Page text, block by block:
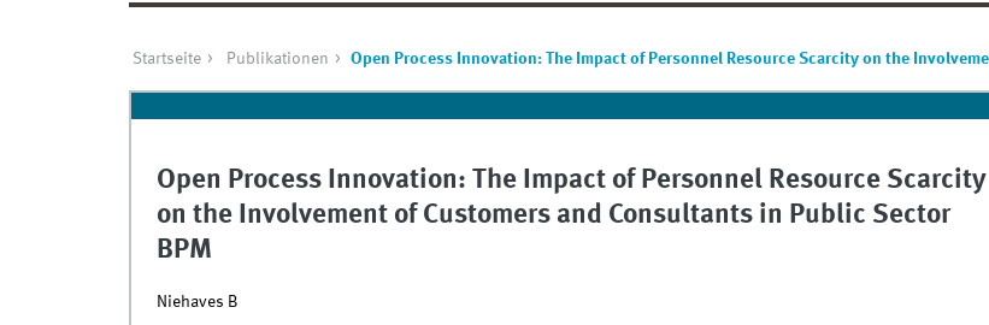
Startseite Publikationen Open Process Innovation: The Impact of Personnel Resource Scarcity on the
Open Process Innovation: The Impact of Personnel Resource Scarcity
on the Involvement of Customers and Consultants in Public Sector
BPM
Niehaves B